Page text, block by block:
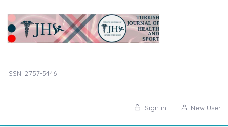
ISSN: 2757-5446
Sign in New User